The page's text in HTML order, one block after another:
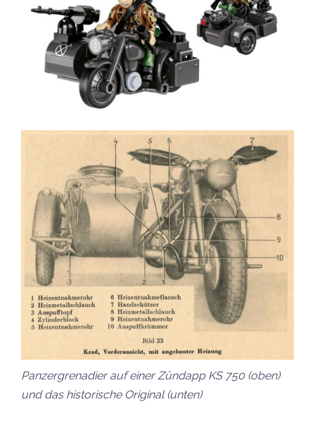
Panzergrenadier auf einer Zündapp KS 750 (oben)
und das historische Original (unten)